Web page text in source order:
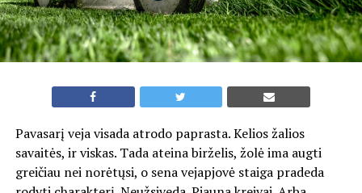
Pavasarį veja visada atrodo paprasta. Kelios žalios
savaitės, ir viskas. Tada ateina birželis, žolė ima augti
greičiau nei norėtųsi, o sena vejapjovė staiga pradeda